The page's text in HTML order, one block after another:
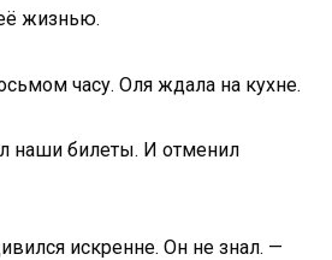
жизнью.
часу. Оля ждала на кухне.
наши билеты. И отменил
искренне. Он не знал. —